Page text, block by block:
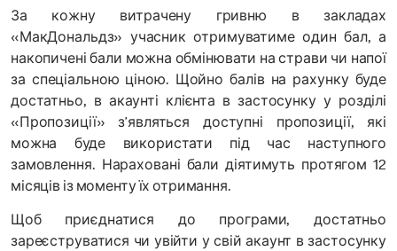
За кожну витрачену гривню в закладах
«МакДональдз» учасник отримуватиме один бал, а
накопичені бали можна обмінювати на страви чи напої
за спеціальною ціною. Щойно балів на рахунку буде
достатньо, в акаунті клієнта в застосунку у розділі
«Пропозиції» з’являться доступні пропозиції, які
можна буде використати під час наступного
замовлення. Нараховані бали діятимуть протягом 12
місяців із моменту їх отримання.
Щоб приєднатися до програми, достатньо
зареєструватися чи увійти у свій акаунт в застосунку